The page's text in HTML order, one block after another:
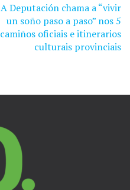
A Deputación chama a “vivir
un soño paso a paso” nos 5
camiños oficiais e itinerarios
culturais provinciais